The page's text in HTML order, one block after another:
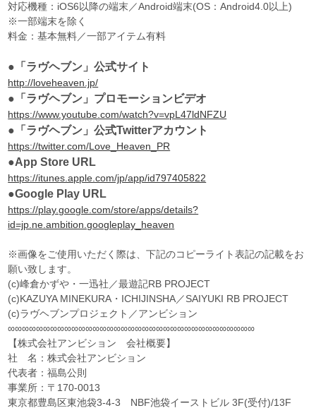
対応機種：iOS6以降の端末／Android端末(OS：Android4.0以上)
※一部端末を除く
料金：基本無料／一部アイテム有料
●「ラヴヘブン」公式サイト
http://loveheaven.jp/
●「ラヴヘブン」プロモーションビデオ
https://www.youtube.com/watch?v=vpL47ldNFZU
●「ラヴヘブン」公式Twitterアカウント
https://twitter.com/Love_Heaven_PR
●App Store URL
https://itunes.apple.com/jp/app/id797405822
●Google Play URL
https://play.google.com/store/apps/details?
id=jp.ne.ambition.googleplay_heaven
※画像をご使用いただく際は、下記のコピーライト表記の記載をお
願い致します。
(c)峰倉かずや・一迅社／最遊記RB PROJECT
(c)KAZUYA MINEKURA・ICHIJINSHA／SAIYUKI RB PROJECT
(c)ラヴヘブンプロジェクト／アンビション
∞∞∞∞∞∞∞∞∞∞∞∞∞∞∞∞∞∞∞∞∞∞∞∞∞∞∞∞∞∞∞∞∞∞∞
【株式会社アンビション 会社概要】
社 名：株式会社アンビション
代表者：福島公則
事業所：〒170-0013
東京都豊島区東池袋3-4-3 NBF池袋イーストビル 3F(受付)/13F